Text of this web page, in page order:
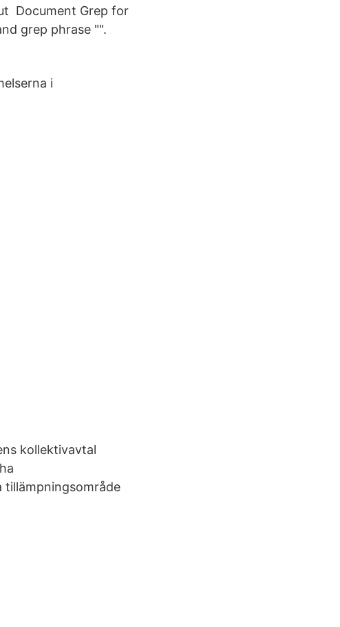
Document Grep for
grep phrase "".
i
kollektivavtal
tillämpningsområde